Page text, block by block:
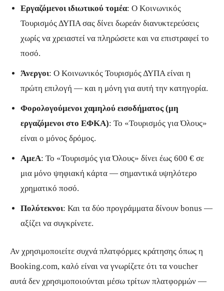
Εργαζόμενοι ιδιωτικού τομέα: Ο Κοινωνικός
Τουρισμός ΔΥΠΑ σας δίνει δωρεάν διανυκτερεύσεις
χωρίς να χρειαστεί να πληρώσετε και να επιστραφεί το
ποσό.
Άνεργοι: Ο Κοινωνικός Τουρισμός ΔΥΠΑ είναι η
πρώτη επιλογή — και η μόνη για αυτή την κατηγορία.
Φορολογούμενοι χαμηλού εισοδήματος (μη
εργαζόμενοι στο ΕΦΚΑ): Το «Τουρισμός για Όλους»
είναι ο μόνος δρόμος.
ΑμεΑ: Το «Τουρισμός για Όλους» δίνει έως 600 € σε
μια μόνο ψηφιακή κάρτα — σημαντικά υψηλότερο
χρηματικό ποσό.
Πολύτεκνοι: Και τα δύο προγράμματα δίνουν bonus —
αξίζει να συγκρίνετε.
Αν χρησιμοποιείτε συχνά πλατφόρμες κράτησης όπως η
Booking.com, καλό είναι να γνωρίζετε ότι τα voucher
αυτά δεν χρησιμοποιούνται μέσω τρίτων πλατφορμών —